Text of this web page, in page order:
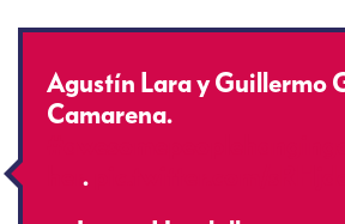
Agustín Lara y Guillermo
Camarena.
.